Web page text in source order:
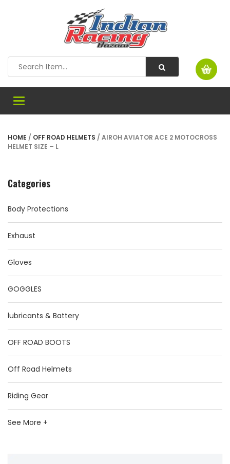
Toggle
HOME / OFF ROAD HELMETS / AIROH AVIATOR ACE 2 MOTOCROSS
HELMET SIZE – L
Categories
Body Protections
Exhaust
Gloves
GOGGLES
lubricants & Battery
OFF ROAD BOOTS
Off Road Helmets
Riding Gear
See More +